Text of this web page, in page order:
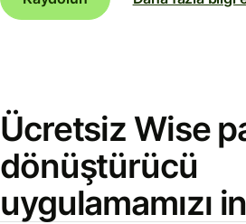
Ücretsiz Wise
dönüştürücü
uygulamamızı